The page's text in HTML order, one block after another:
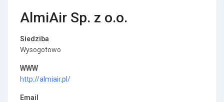
AlmiAir Sp. z o.o.
Siedziba
Wysogotowo
WWW
http://almiair.pl/
Email